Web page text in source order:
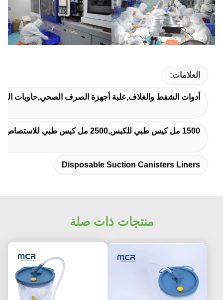
العلامات:
أدوات الشفط والغلاف,علبة أجهزة الصرف الصحي,حاويات
1500 مل كيس طبي للكبس,2500 مل كيس طبي للاستصاص,أداة الشفط الطبية والحاوية
Disposable Suction Canisters Liners
منتجات ذات صلة